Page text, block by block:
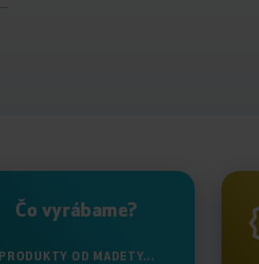
Čo vyrábame?
PRODUKTY OD MADETY...